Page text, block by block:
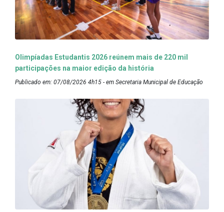
Olimpíadas Estudantis 2026 reúnem mais de 220 mil
participações na maior edição da história
Publicado em: 07/08/2026 4h15 - em Secretaria Municipal de Educação